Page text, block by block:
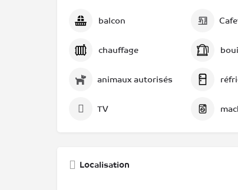
balcon
chauffage
animaux autorisés
TV
Localisation